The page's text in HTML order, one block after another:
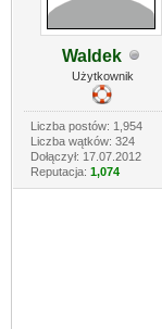
Waldek
Użytkownik
Liczba postów: 1,954
Liczba wątków: 324
Dołączył: 17.07.2012
Reputacja: 1,074